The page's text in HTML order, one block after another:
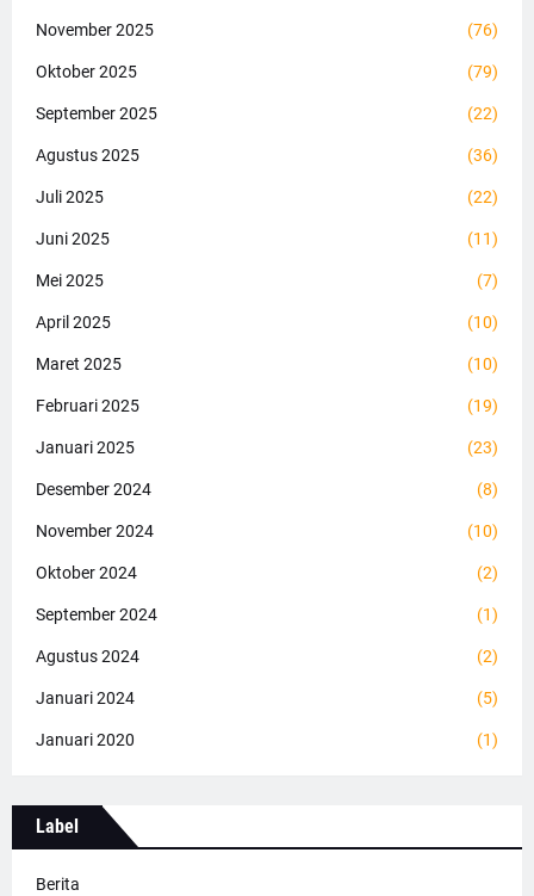
November 2025 (76)
Oktober 2025 (79)
September 2025 (22)
Agustus 2025 (36)
Juli 2025 (22)
Juni 2025 (11)
Mei 2025 (7)
April 2025 (10)
Maret 2025 (10)
Februari 2025 (19)
Januari 2025 (23)
Desember 2024 (8)
November 2024 (10)
Oktober 2024 (2)
September 2024 (1)
Agustus 2024 (2)
Januari 2024 (5)
Januari 2020 (1)
Label
Berita